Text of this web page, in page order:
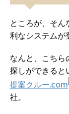
ところが、そん
利なシステムが
なんと、こちら
探しができると
提案クルー.com
社。